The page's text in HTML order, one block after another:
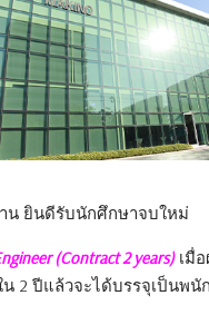
น ยินดีรับนักศึกษาจบใหม่
(Contract 2 years) เมื่
2 ปีแล้วจะได้บรรจุเป็นพนั